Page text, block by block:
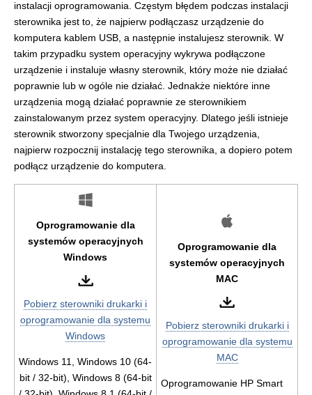
instalacji oprogramowania. Częstym błędem podczas instalacji
sterownika jest to, że najpierw podłączasz urządzenie do
komputera kablem USB, a następnie instalujesz sterownik. W
takim przypadku system operacyjny wykrywa podłączone
urządzenie i instaluje własny sterownik, który może nie działać
poprawnie lub w ogóle nie działać. Jednakże niektóre inne
urządzenia mogą działać poprawnie ze sterownikiem
zainstalowanym przez system operacyjny. Dlatego jeśli istnieje
sterownik stworzony specjalnie dla Twojego urządzenia,
najpierw rozpocznij instalację tego sterownika, a dopiero potem
podłącz urządzenie do komputera.
Oprogramowanie dla
systemów operacyjnych
Windows
Pobierz sterowniki drukarki i
oprogramowanie dla systemu
Windows
Windows 11, Windows 10 (64-
bit / 32-bit), Windows 8 (64-bit
Oprogramowanie dla
systemów operacyjnych
MAC
Pobierz sterowniki drukarki i
oprogramowanie dla systemu
MAC
Oprogramowanie HP Smart